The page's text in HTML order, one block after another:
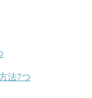
法7つ